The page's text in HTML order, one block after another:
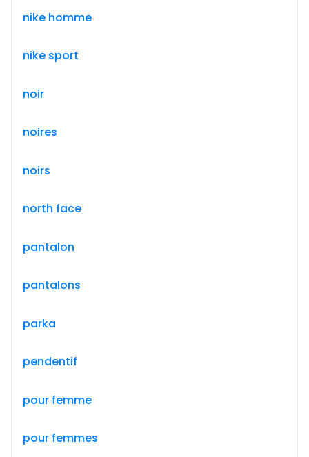
nike homme
nike sport
noir
noires
noirs
north face
pantalon
pantalons
parka
pendentif
pour femme
pour femmes